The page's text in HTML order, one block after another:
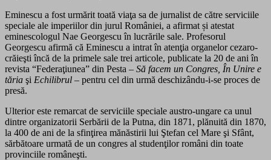
Eminescu a fost urmărit toată viaţa sa de jurnalist de către serviciile
speciale ale imperiilor din jurul României, a afirmat și atestat
eminescologul Nae Georgescuîn lucrările sale. Profesorul
Georgescu afirmă că Eminescu a intrat în atenţia organelor cezaro-
crăieşti încă de la primele sale trei articole, publicate la 20 de ani în
revista “Federaţiunea” din Pesta – Să facem un Congres, În Unire e
tăria şi Echilibrul – pentru cel din urmă deschizându-i-se proces de
presă.
Ulterior este remarcat de serviciile speciale austro-ungare ca unul
dintre organizatorii Serbării de la Putna, din 1871, plănuită din 1870,
la 400 de ani de la sfinţirea mănăstirii lui Ştefan cel Mare şi Sfânt,
sărbătoare urmată de un congres al studenţilor români din toate
provinciile româneşti.